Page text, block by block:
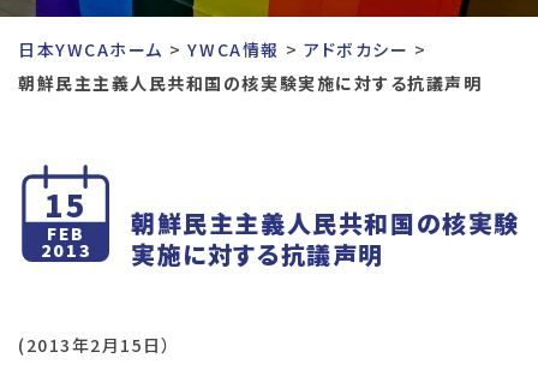
# 東日本大震災被災者支援
# 若い女性のリーダーシップ
日本YWCAホーム YWCA情報
アドボカシー
朝鮮民主主義人民共和国の核実験実施に対する抗議声明
15
FEB
2013
朝鮮民主主義人民共和国の核実験
実施に対する抗議声明
(2013年2月15日）